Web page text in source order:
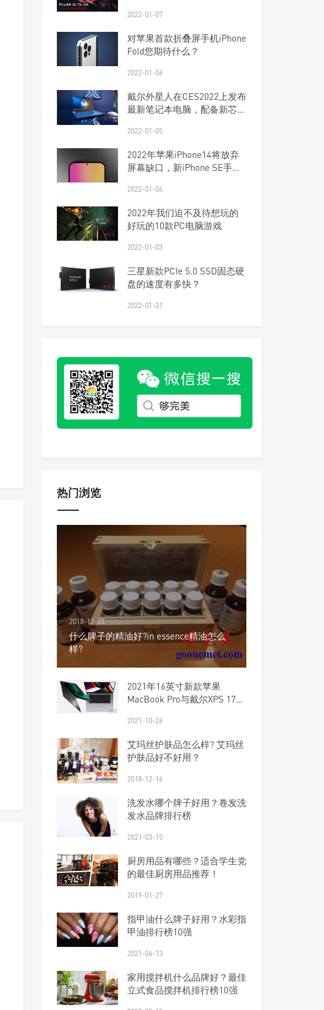
2022-01-07
对苹果首款折叠屏手机iPhone
Fold您期待什么？
2022-01-06
戴尔外星人在CES2022上发布
最新笔记本电脑，配备新芯片
2022-01-05
2022年苹果iPhone14将放弃
屏幕缺口，新iPhone SE手机
2022-01-04
2022年我们迫不及待想玩的
好玩的10款PC电脑游戏
2022-01-03
三星新款PCIe 5.0 SSD固态硬
盘的速度有多快？
2022-01-01
热门浏览
2018-12-23
什么牌子的精油好?in essence精油怎么
样?
2021年16英寸新款苹果
MacBook Pro与戴尔XPS 17哪
2021-10-26
艾玛丝护肤品怎么样? 艾玛丝
护肤品好不好用？
2018-12-16
洗发水哪个牌子好用？卷发洗
发水品牌排行榜
2021-03-15
厨房用品有哪些？适合学生党
的最佳厨房用品推荐！
2019-01-27
指甲油什么牌子好用？水彩指
甲油排行榜10强
2021-06-13
家用搅拌机什么品牌好？最佳
立式食品搅拌机排行榜10强